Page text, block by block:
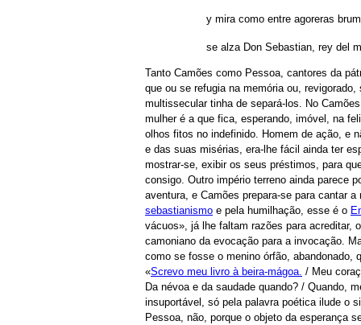
y mira como entre agoreras
se alza Don Sebastian, rey del
Tanto Camões como Pessoa, cantores da
que ou se refugia na memória ou,
multissecular tinha de separá-los. No
mulher é a que fica, esperando, imóvel, na
olhos fitos no indefinido. Homem de ação, e
e das suas misérias, era-lhe fácil ainda ter
mostrar-se, exibir os seus préstimos, para
consigo. Outro império terreno ainda parece
aventura, e Camões prepara-se para cantar
sebastianismo e pela humilhação, esse é o
vácuos», já lhe faltam razões para acreditar,
camoniano da evocação para a invocação.
como se fosse o menino órfão, abandonado,
«Screvo meu livro à beira-mágoa. / Meu
Da névoa e da saudade quando? / Quando,
insuportável, só pela palavra poética ilude o
Pessoa, não, porque o objeto da esperança